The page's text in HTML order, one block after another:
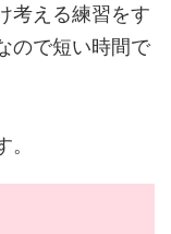
考える練習をす
ので短い時間で